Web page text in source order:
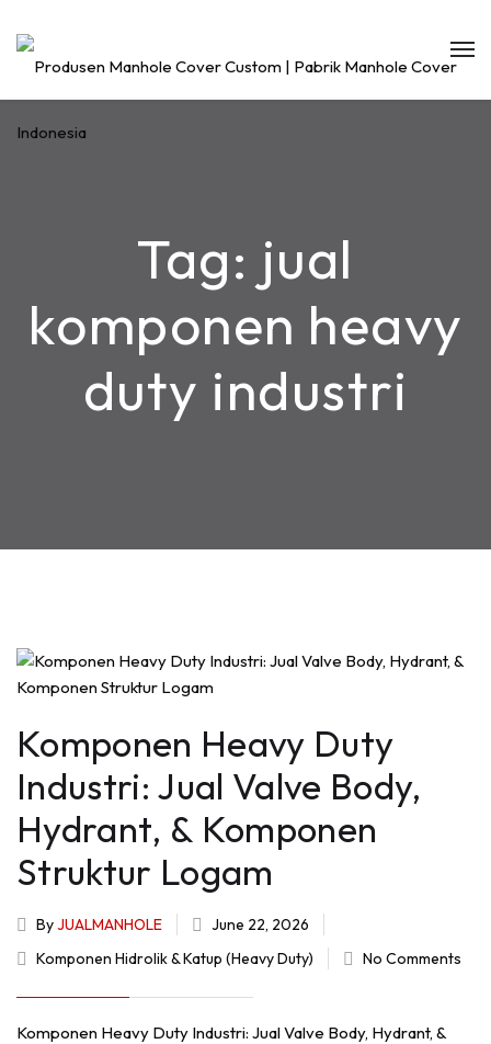
Tag: jual
komponen heavy
duty industri
Komponen Heavy Duty
Industri: Jual Valve Body,
Hydrant, & Komponen
Struktur Logam
ByJUALMANHOLE
June 22, 2026
Komponen Hidrolik & Katup (Heavy Duty)
No Comments
Komponen Heavy Duty Industri: Jual Valve Body, Hydrant, &